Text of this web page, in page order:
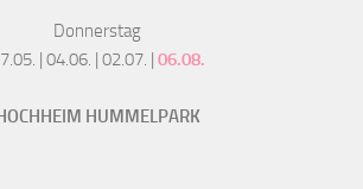
Donnerstag
| 04.06. | 02.07. | 06.08.
HUMMELPARK